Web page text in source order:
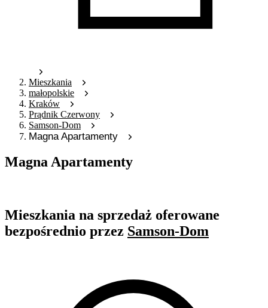
Mieszkania
małopolskie
Kraków
Prądnik Czerwony
Samson-Dom
Magna Apartamenty
Magna Apartamenty
Mieszkania na sprzedaż oferowane
bezpośrednio przez Samson-Dom